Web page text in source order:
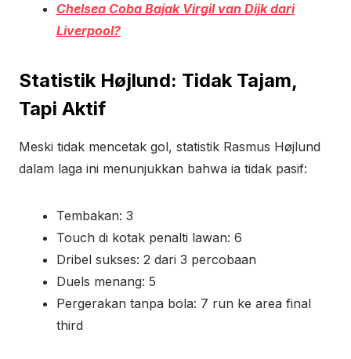
Chelsea Coba Bajak Virgil van Dijk dari
Liverpool?
Statistik Højlund: Tidak Tajam,
Tapi Aktif
Meski tidak mencetak gol, statistik Rasmus Højlund
dalam laga ini menunjukkan bahwa ia tidak pasif:
Tembakan: 3
Touch di kotak penalti lawan: 6
Dribel sukses: 2 dari 3 percobaan
Duels menang: 5
Pergerakan tanpa bola: 7 run ke area final
third